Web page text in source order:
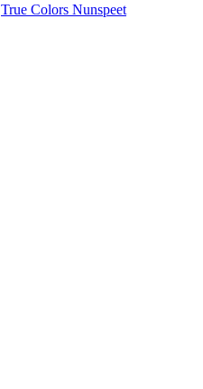
True Colors Nunspeet